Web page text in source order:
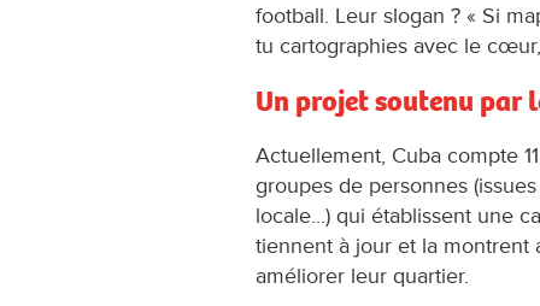
football. Leur slogan ? « Si
tu cartographies avec le
Un projet soutenu par
Actuellement, Cuba compte
groupes de personnes
locale...) qui établissent une
tiennent à jour et la montrent
améliorer leur quartier.